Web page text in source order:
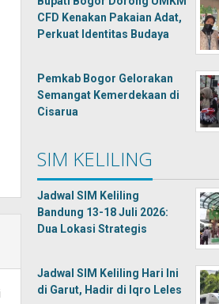
CFD Kenakan Pakaian Adat,
Perkuat Identitas Budaya
Pemkab Bogor Gelorakan
Semangat Kemerdekaan di
Cisarua
SIM KELILING
Jadwal SIM Keliling
Bandung 13-18 Juli 2026:
Dua Lokasi Strategis
Jadwal SIM Keliling Hari Ini
di Garut, Hadir di Iqro Leles